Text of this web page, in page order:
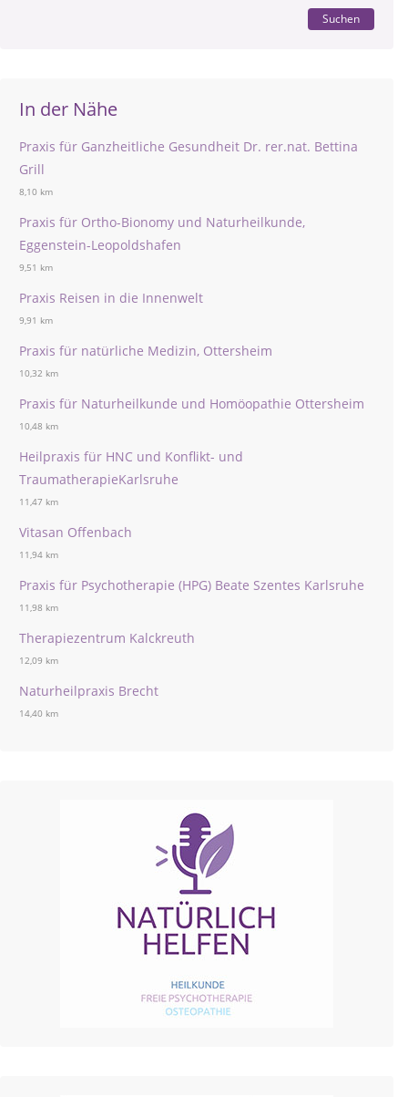
Suchen
In der Nähe
Praxis für Ganzheitliche Gesundheit Dr. rer.nat. Bettina
Grill
8,10 km
Praxis für Ortho-Bionomy und Naturheilkunde,
Eggenstein-Leopoldshafen
9,51 km
Praxis Reisen in die Innenwelt
9,91 km
Praxis für natürliche Medizin, Ottersheim
10,32 km
Praxis für Naturheilkunde und Homöopathie Ottersheim
10,48 km
Heilpraxis für HNC und Konflikt- und
TraumatherapieKarlsruhe
11,47 km
Vitasan Offenbach
11,94 km
Praxis für Psychotherapie (HPG) Beate Szentes Karlsruhe
11,98 km
Therapiezentrum Kalckreuth
12,09 km
Naturheilpraxis Brecht
14,40 km